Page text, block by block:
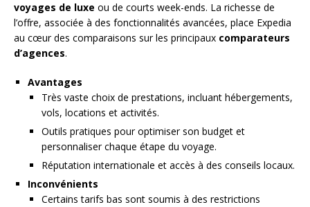
voyages de luxe ou de courts week-ends. La richesse de
l’offre, associée à des fonctionnalités avancées, place Expedia
au cœur des comparaisons sur les principaux comparateurs
d’agences.
Avantages
Très vaste choix de prestations, incluant hébergements,
vols, locations et activités.
Outils pratiques pour optimiser son budget et
personnaliser chaque étape du voyage.
Réputation internationale et accès à des conseils locaux.
Inconvénients
Certains tarifs bas sont soumis à des restrictions